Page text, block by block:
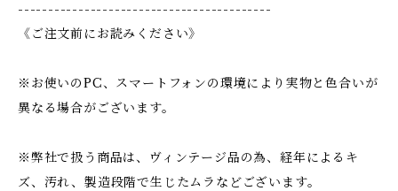
------------------------------------------
《ご注文前にお読みください》
※お使いのPC、スマートフォンの環境により実物と色合いが
異なる場合がございます。
※弊社で扱う商品は、ヴィンテージ品の為、経年によるキ
ズ、汚れ、製造段階で生じたムラなどございます。